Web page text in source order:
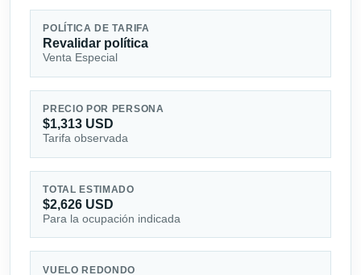
POLÍTICA DE TARIFA
Revalidar política
Venta Especial
PRECIO POR PERSONA
$1,313 USD
Tarifa observada
TOTAL ESTIMADO
$2,626 USD
Para la ocupación indicada
VUELO REDONDO